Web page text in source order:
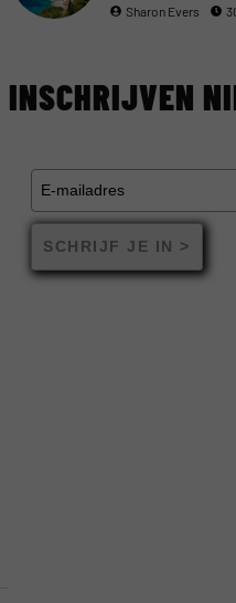
Sharon Evers
INSCHRIJVEN
SCHRIJF JE IN >